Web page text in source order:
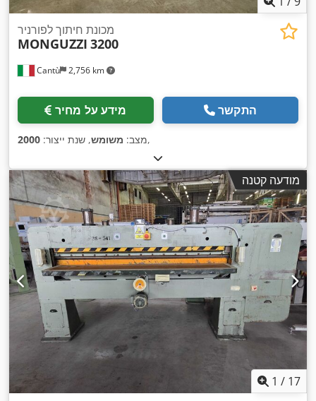
Cantù 2,756 km
מכונת חיתוך לפורניר
MONGUZZI 3200
מידע על מחיר התקשר
מצב: משומש, שנת ייצור: 2000 ,
מודעה קטנה
1 / 17